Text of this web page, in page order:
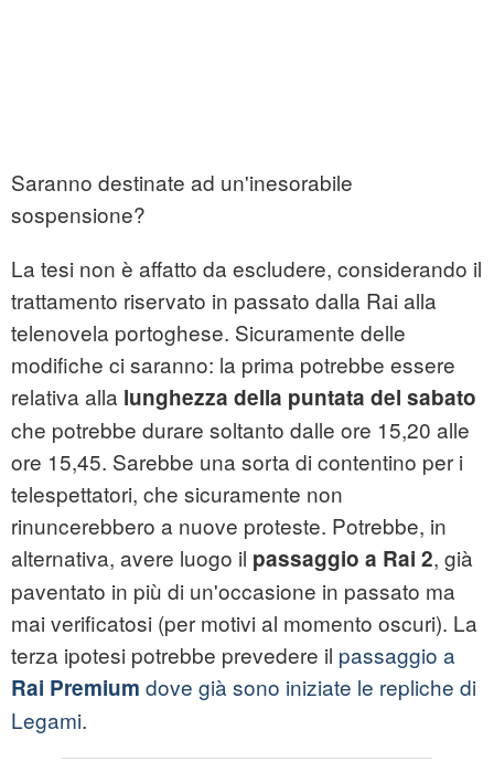
Saranno destinate ad un'inesorabile
sospensione?
La tesi non è affatto da escludere, considerando il
trattamento riservato in passato dalla Rai alla
telenovela portoghese. Sicuramente delle
modifiche ci saranno: la prima potrebbe essere
relativa alla lunghezza della puntata del sabato
che potrebbe durare soltanto dalle ore 15,20 alle
ore 15,45. Sarebbe una sorta di contentino per i
telespettatori, che sicuramente non
rinuncerebbero a nuove proteste. Potrebbe, in
alternativa, avere luogo il passaggio a Rai 2, già
paventato in più di un'occasione in passato ma
mai verificatosi (per motivi al momento oscuri). La
terza ipotesi potrebbe prevedere il passaggio a
Rai Premium dove già sono iniziate le repliche di
Legami.